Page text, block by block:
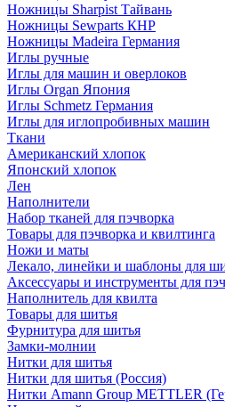
Ножницы Sharpist Тайвань
Ножницы Sewparts КНР
Ножницы Madeira Германия
Иглы ручные
Иглы для машин и оверлоков
Иглы Organ Япония
Иглы Schmetz Германия
Иглы для иглопробивных машин
Ткани
Американский хлопок
Японский хлопок
Лен
Наполнители
Набор тканей для пэчворка
Товары для пэчворка и квилтинга
Ножи и маты
Лекало, линейки и шаблоны для
Аксессуары и инструменты для
Наполнитель для квилта
Товары для шитья
Фурнитура для шитья
Замки-молнии
Нитки для шитья
Нитки для шитья (Россия)
Нитки Amann Group METTLER